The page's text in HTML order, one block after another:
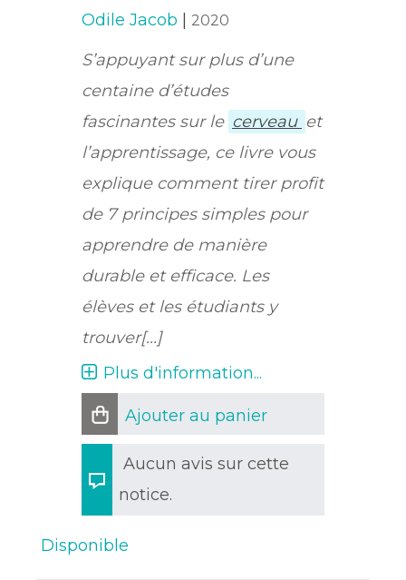
Odile Jacob
2020
S’appuyant sur plus d’une
centaine d’études
fascinantes sur le cerveau et
l’apprentissage, ce livre vous
explique comment tirer profit
de 7 principes simples pour
apprendre de manière
durable et efficace. Les
élèves et les étudiants y
trouver[...]
Plus d'information...
Ajouter au panier
Aucun avis sur cette
notice.
Disponible